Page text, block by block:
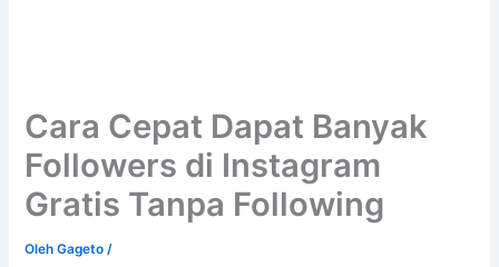
Cara Cepat Dapat Banyak
Followers di Instagram
Gratis Tanpa Following
OlehGageto/